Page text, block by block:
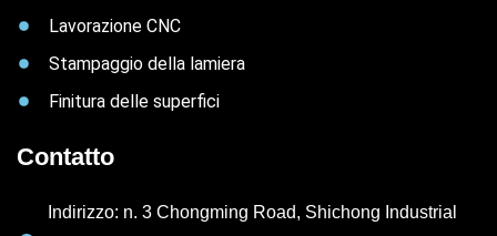
Lavorazione CNC
Stampaggio della lamiera
Finitura delle superfici
Contatto
Indirizzo: n. 3 Chongming Road, Shichong Industrial